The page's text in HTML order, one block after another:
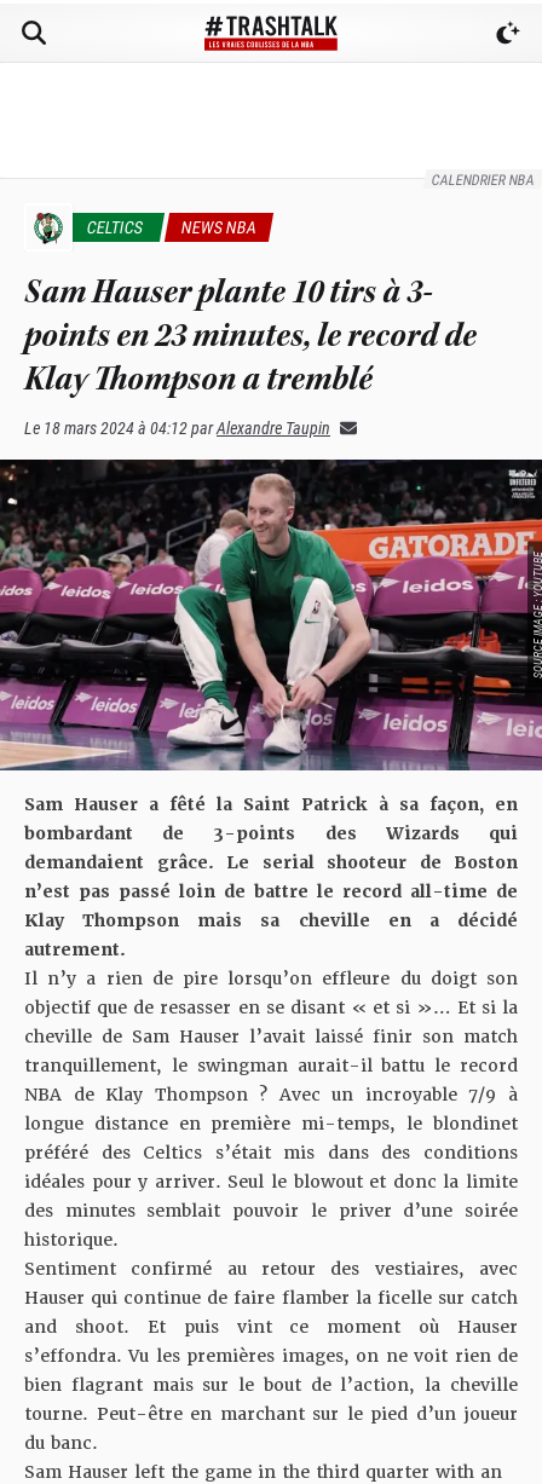
CALENDRIER NBA
CELTICS NEWS NBA
Sam Hauser plante 10 tirs à 3-
points en 23 minutes, le record de
Klay Thompson a tremblé
Le 18 mars 2024 à 04:12parAlexandre Taupin
SOURCE
Sam Hauser a fêté la Saint Patrick à sa façon, en
bombardant de 3-points des Wizards qui
demandaient grâce. Le serial shooteur de Boston
n’est pas passé loin de battre le record all-time de
Klay Thompson mais sa cheville en a décidé
autrement.
Il n’y a rien de pire lorsqu’on effleure du doigt son
objectif que de resasser en se disant « et si »… Et si la
cheville de Sam Hauser l’avait laissé finir son match
tranquillement, le swingman aurait-il battu le record
NBA de Klay Thompson ? Avec un incroyable 7/9 à
longue distance en première mi-temps, le blondinet
préféré des Celtics s’était mis dans des conditions
idéales pour y arriver. Seul le blowout et donc la limite
des minutes semblait pouvoir le priver d’une soirée
historique.
Sentiment confirmé au retour des vestiaires, avec
Hauser qui continue de faire flamber la ficelle sur catch
and shoot. Et puis vint ce moment où Hauser
s’effondra. Vu les premières images, on ne voit rien de
bien flagrant mais sur le bout de l’action, la cheville
tourne. Peut-être en marchant sur le pied d’un joueur
du banc.
Sam Hauser left the game in the third quarter with an